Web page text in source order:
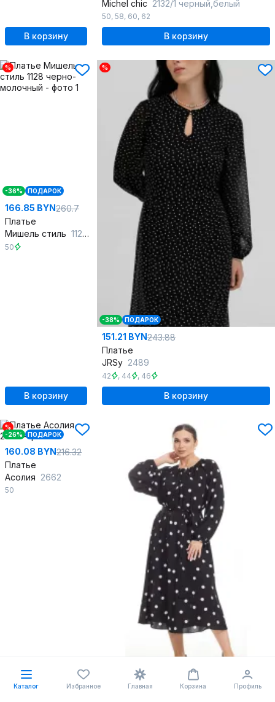
В корзину
Michel chic 2132/1 черный,белый
50, 58, 60, 62
В корзину
%
-36% ПОДАРОК
166.85 BYN260.7
Платье
Мишель стиль 1128 черно-молочный
50
В корзину
%
-38% ПОДАРОК
151.21 BYN243.88
Платье
JRSy 2489
42 , 44 , 46
В корзину
%
-26%
ПОДАРОК
160.08 BYN216.32
Платье
Асолия 2662
50
Каталог Избранное Главная Корзина Профиль